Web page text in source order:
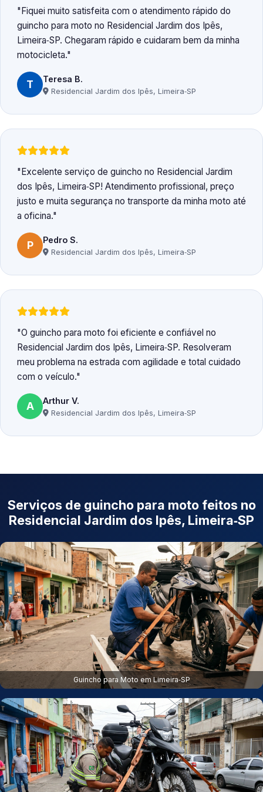
Fiquei muito satisfeita com o atendimento rápido do
guincho para moto no Residencial Jardim dos Ipês,
Limeira‑SP. Chegaram rápido e cuidaram bem da minha
motocicleta.
T Teresa B.
Residencial Jardim dos Ipês, Limeira‑SP
Excelente serviço de guincho no Residencial Jardim
dos Ipês, Limeira‑SP! Atendimento profissional, preço
justo e muita segurança no transporte da minha moto até
a oficina.
P Pedro S.
Residencial Jardim dos Ipês, Limeira‑SP
O guincho para moto foi eficiente e confiável no
Residencial Jardim dos Ipês, Limeira‑SP. Resolveram
meu problema na estrada com agilidade e total cuidado
com o veículo.
A Arthur V.
Residencial Jardim dos Ipês, Limeira‑SP
Serviços de guincho para moto feitos no
Residencial Jardim dos Ipês, Limeira‑SP
Guincho para Moto em Limeira‑SP